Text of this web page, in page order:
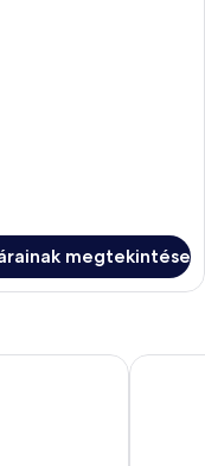
megtekintése
Marvie